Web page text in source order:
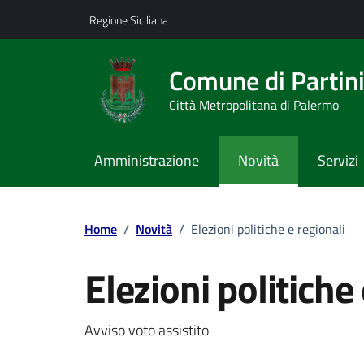
Regione Siciliana
Comune di
Città Metropolitana di Palermo
Amministrazione Novità Servizi
Home / Novità / Elezioni politiche e regionali
Elezioni
Dettagli della notizia
Avviso voto assistito